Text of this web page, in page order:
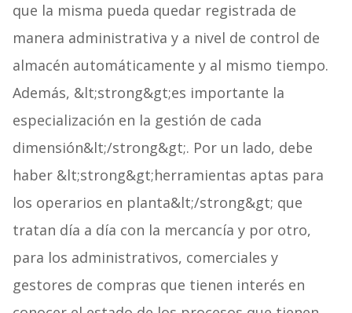
que la misma pueda quedar registrada de
manera administrativa y a nivel de control de
almacén automáticamente y al mismo tiempo.
Además, &lt;strong&gt;es importante la
especialización en la gestión de cada
dimensión&lt;/strong&gt;. Por un lado, debe
haber &lt;strong&gt;herramientas aptas para
los operarios en planta&lt;/strong&gt; que
tratan día a día con la mercancía y por otro,
para los administrativos, comerciales y
gestores de compras que tienen interés en